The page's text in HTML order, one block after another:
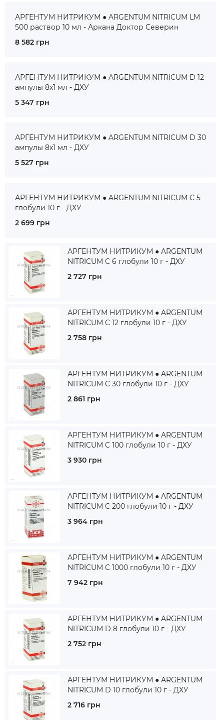
АРГЕНТУМ НИТРИКУМ ● ARGENTUM NITRICUM LM
500 раствор 10 мл - Аркана Доктор Северин
8 582 грн
АРГЕНТУМ НИТРИКУМ ● ARGENTUM NITRICUM D 12
ампулы 8x1 мл - ДХУ
5 347 грн
АРГЕНТУМ НИТРИКУМ ● ARGENTUM NITRICUM D 30
ампулы 8x1 мл - ДХУ
5 527 грн
АРГЕНТУМ НИТРИКУМ ● ARGENTUM NITRICUM C 5
глобули 10 г - ДХУ
2 699 грн
АРГЕНТУМ НИТРИКУМ ● ARGENTUM
NITRICUM C 6 глобули 10 г - ДХУ
2 727 грн
АРГЕНТУМ НИТРИКУМ ● ARGENTUM
NITRICUM C 12 глобули 10 г - ДХУ
2 758 грн
АРГЕНТУМ НИТРИКУМ ● ARGENTUM
NITRICUM C 30 глобули 10 г - ДХУ
2 861 грн
АРГЕНТУМ НИТРИКУМ ● ARGENTUM
NITRICUM C 100 глобули 10 г - ДХУ
3 930 грн
АРГЕНТУМ НИТРИКУМ ● ARGENTUM
NITRICUM C 200 глобули 10 г - ДХУ
3 964 грн
АРГЕНТУМ НИТРИКУМ ● ARGENTUM
NITRICUM C 1000 глобули 10 г - ДХУ
7 942 грн
АРГЕНТУМ НИТРИКУМ ● ARGENTUM
NITRICUM D 8 глобули 10 г - ДХУ
2 752 грн
АРГЕНТУМ НИТРИКУМ ● ARGENTUM
NITRICUM D 10 глобули 10 г - ДХУ
2 716 грн